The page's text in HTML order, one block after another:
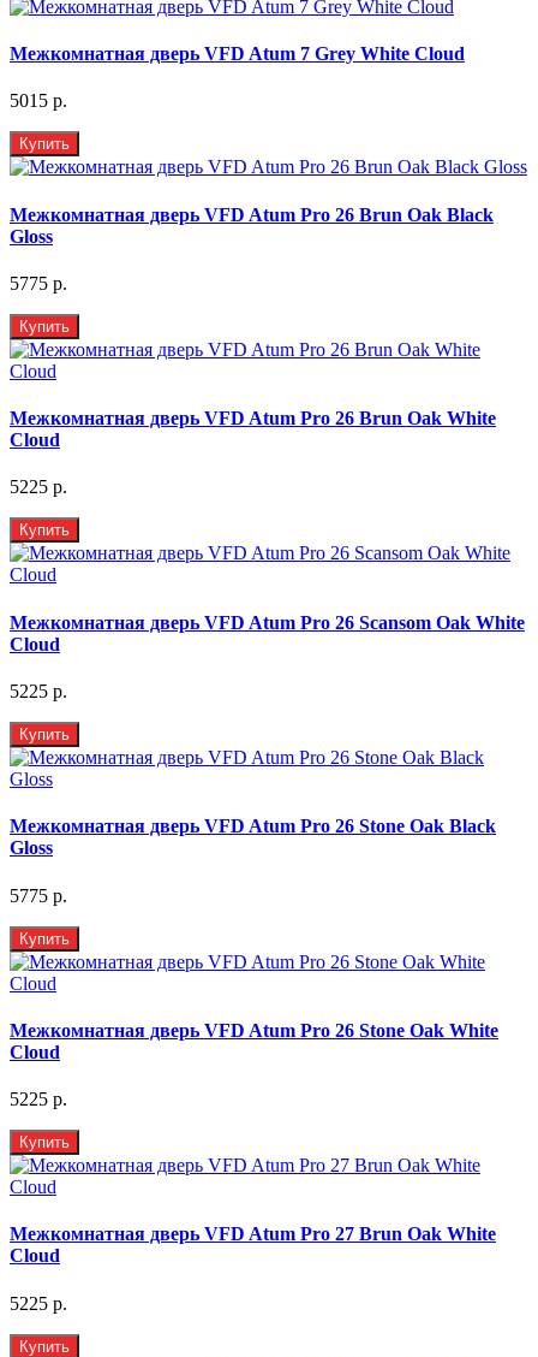
Межкомнатная дверь VFD Atum 7 Grey White Cloud
5015 р.
Купить
Межкомнатная дверь VFD Atum Pro 26 Brun Oak Black
Gloss
5775 р.
Купить
Межкомнатная дверь VFD Atum Pro 26 Brun Oak White
Cloud
5225 р.
Купить
Межкомнатная дверь VFD Atum Pro 26 Scansom Oak White
Cloud
5225 р.
Купить
Межкомнатная дверь VFD Atum Pro 26 Stone Oak Black
Gloss
5775 р.
Купить
Межкомнатная дверь VFD Atum Pro 26 Stone Oak White
Cloud
5225 р.
Купить
Межкомнатная дверь VFD Atum Pro 27 Brun Oak White
Cloud
5225 р.
Купить